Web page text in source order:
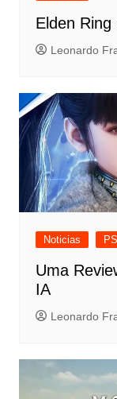
Elden
Leonardo
Noticias
Uma
IA
Leonardo